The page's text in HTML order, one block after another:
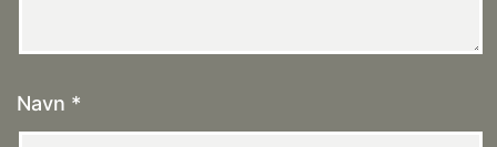
Navn *